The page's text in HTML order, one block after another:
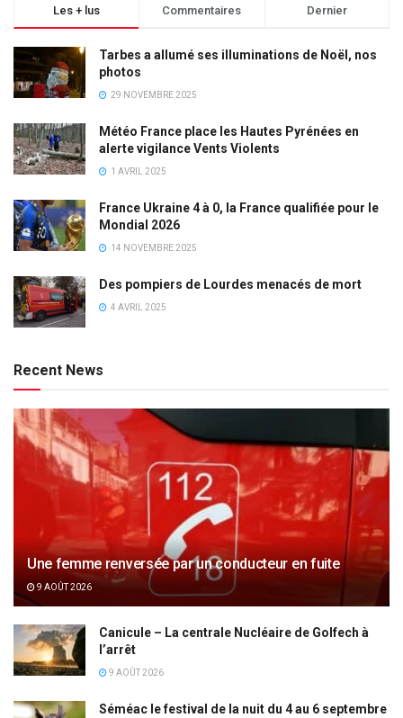
Les + lus Commentaires Dernier
Tarbes a allumé ses illuminations de Noël, nos
photos
29 NOVEMBRE 2025
Météo France place les Hautes Pyrénées en
alerte vigilance Vents Violents
1 AVRIL 2025
France Ukraine 4 à 0, la France qualifiée pour le
Mondial 2026
14 NOVEMBRE 2025
Des pompiers de Lourdes menacés de mort
4 AVRIL 2025
Recent News
Une femme renversée par un conducteur en fuite
9 AOÛT 2026
Canicule – La centrale Nucléaire de Golfech à
l’arrêt
9 AOÛT 2026
Séméac le festival de la nuit du 4 au 6 septembre